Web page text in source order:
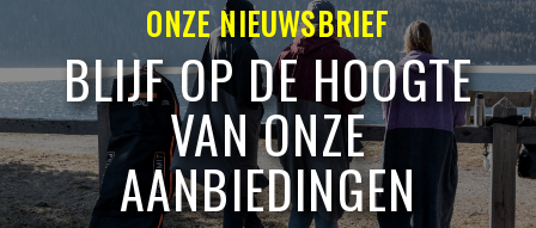
ONZE NIEUWSBRIEF
BLIJF OP DE HOOGTE
VAN ONZE
AANBIEDINGEN